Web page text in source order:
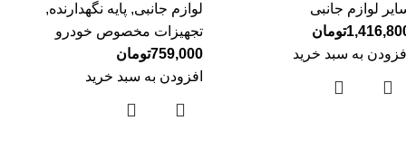
لوازم جانبی
تومان
به سبد خرید
لوازم جانبی, پایه نگهدارنده,
تجهیزات مخصوص خودرو
759,000تومان
افزودن به سبد خرید